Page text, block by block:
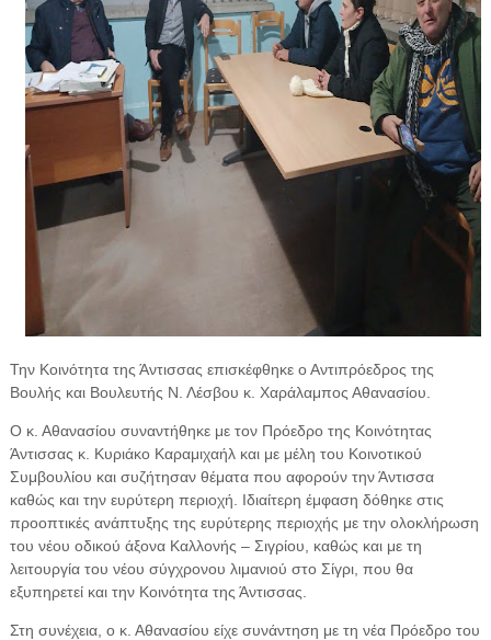
Την Κοινότητα της Άντισσας επισκέφθηκε ο Αντιπρόεδρος της
Βουλής και Βουλευτής Ν. Λέσβου κ. Χαράλαμπος Αθανασίου.
Ο κ. Αθανασίου συναντήθηκε με τον Πρόεδρο της Κοινότητας
Άντισσας κ. Κυριάκο Καραμιχαήλ και με μέλη του Κοινοτικού
Συμβουλίου και συζήτησαν θέματα που αφορούν την Άντισσα
καθώς και την ευρύτερη περιοχή. Ιδιαίτερη έμφαση δόθηκε στις
προοπτικές ανάπτυξης της ευρύτερης περιοχής με την ολοκλήρωση
του νέου οδικού άξονα Καλλονής – Σιγρίου, καθώς και με τη
λειτουργία του νέου σύγχρονου λιμανιού στο Σίγρι, που θα
εξυπηρετεί και την Κοινότητα της Άντισσας.
Στη συνέχεια, ο κ. Αθανασίου είχε συνάντηση με τη νέα Πρόεδρο του